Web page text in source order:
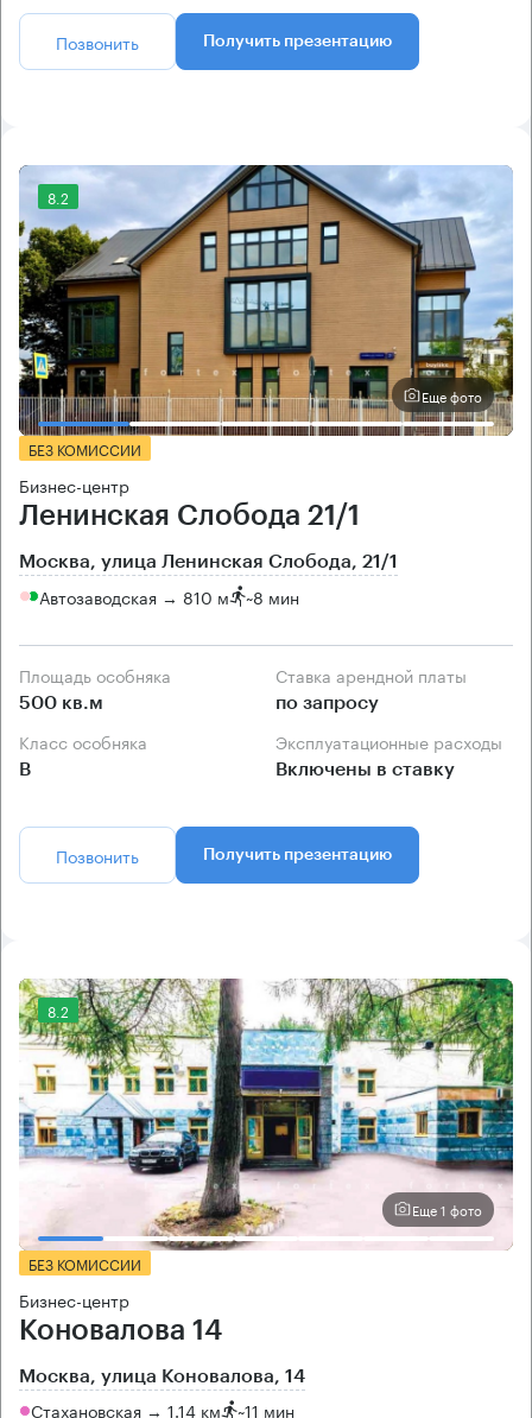
Позвонить Получить презентацию
8.2
Еще фото
БЕЗ КОМИССИИ
Бизнес-центр
Ленинская Слобода 21/1
Москва, улица Ленинская Слобода, 21/1
Автозаводская → 810 м ~8 мин
Площадь особняка
500 кв.м
Ставка арендной платы
по запросу
Класс особняка
B
Эксплуатационные расходы
Включены в ставку
Позвонить Получить презентацию
8.2
Еще 1 фото
БЕЗ КОМИССИИ
Бизнес-центр
Коновалова 14
Москва, улица Коновалова, 14
Стахановская → 1.14 км ~11 мин